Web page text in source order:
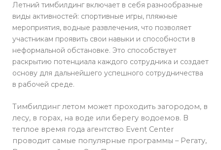
Летний тимбилдинг включает в себя разнообразные
виды активностей: спортивные игры, пляжные
мероприятия, водные развлечения, что позволяет
участникам проявить свои навыки и способности в
неформальной обстановке. Это способствует
раскрытию потенциала каждого сотрудника и создает
основу для дальнейшего успешного сотрудничества
в рабочей среде.
Тимбилдинг летом может проходить загородом, в
лесу, в горах, на воде или берегу водоемов. В
теплое время года агентство Event Center
проводит самые популярные программы – Регату,